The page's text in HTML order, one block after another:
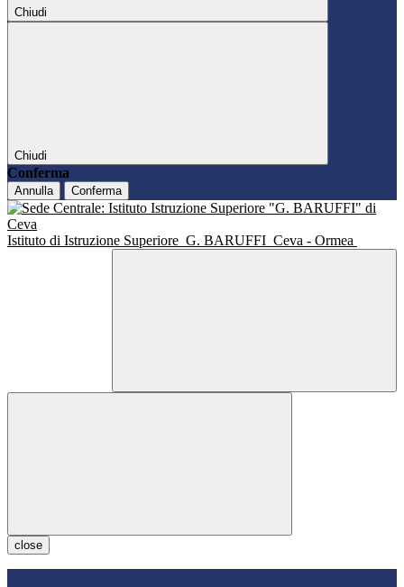
Chiudi
Chiudi
Conferma
Annulla Conferma
Istituto di Istruzione Superiore G. BARUFFI Ceva - Ormea
close